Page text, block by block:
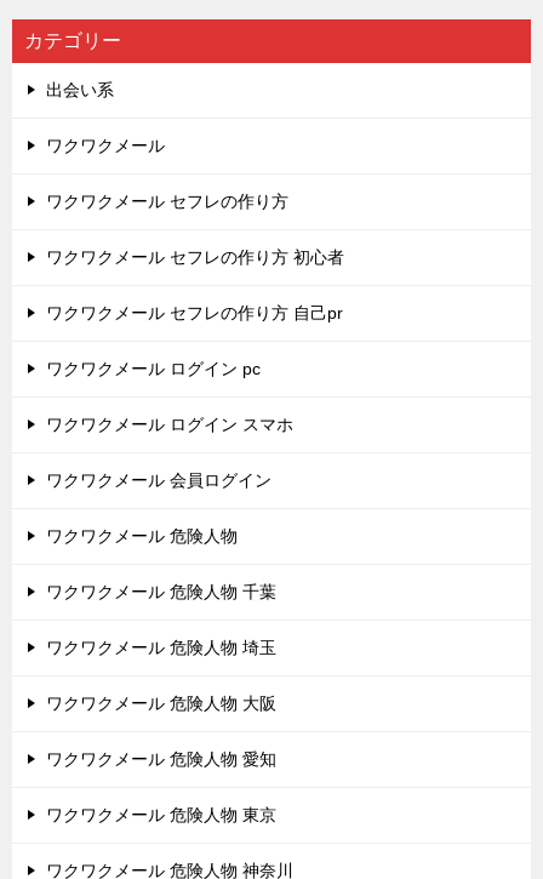
カテゴリー
出会い系
ワクワクメール
ワクワクメール セフレの作り方
ワクワクメール セフレの作り方 初心者
ワクワクメール セフレの作り方 自己pr
ワクワクメール ログイン pc
ワクワクメール ログイン スマホ
ワクワクメール 会員ログイン
ワクワクメール 危険人物
ワクワクメール 危険人物 千葉
ワクワクメール 危険人物 埼玉
ワクワクメール 危険人物 大阪
ワクワクメール 危険人物 愛知
ワクワクメール 危険人物 東京
ワクワクメール 危険人物 神奈川